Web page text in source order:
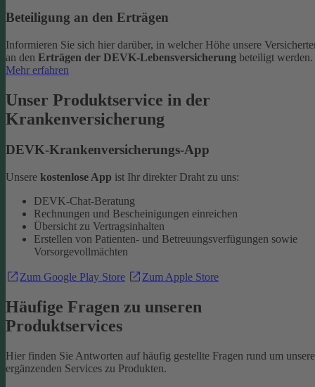
Beteiligung an den Erträgen
Informieren Sie sich hier darüber, in welcher Höhe unsere
an den Erträgen der DEVK-Lebensversicherung beteiligt werden.
Mehr erfahren
Unser Produktservice in der
Krankenversicherung
DEVK-Krankenversicherungs-App
Unsere kostenlose App ist Ihr direkter Draht zu uns:
DEVK-Chat-Beratung
Rechnungen und Bescheinigungen einreichen
Übersicht zu Vertragsinhalten
Erstellen von Patienten- und Betreuungsverfügungen sowie
Vorsorgevollmächten
Zum Google Play Store Zum Apple Store
Häufige Fragen zu unseren
Produktservices
Hier finden Sie Antworten auf häufig gestellte Fragen rund um unsere
ergänzenden Services zu Produkten.